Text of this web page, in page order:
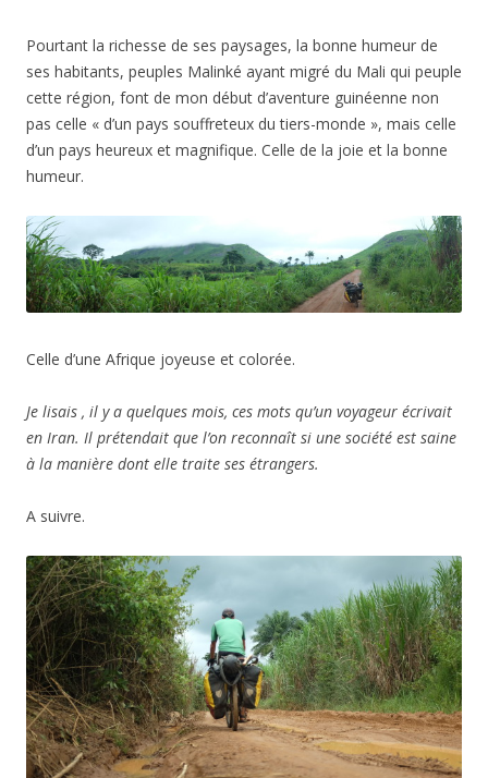
Pourtant la richesse de ses paysages, la bonne humeur de
ses habitants, peuples Malinké ayant migré du Mali qui peuple
cette région, font de mon début d’aventure guinéenne non
pas celle « d’un pays souffreteux du tiers-monde », mais celle
d’un pays heureux et magnifique. Celle de la joie et la bonne
humeur.
Celle d’une Afrique joyeuse et colorée.
Je lisais , il y a quelques mois, ces mots qu’un voyageur écrivait
en Iran. Il prétendait que l’on reconnaît si une société est saine
à la manière dont elle traite ses étrangers.
A suivre.